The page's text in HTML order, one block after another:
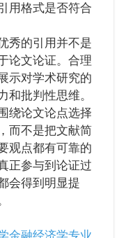
用格式是否符合
的引用并不是
论文论证。合理
示对学术研究的
和批判性思维。
绕论文论点选择
而不是把文献简
观点都有可靠的
正参与到论证过
会得到明显提